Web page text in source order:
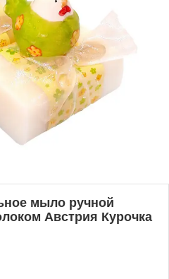
мыло ручной
Австрия Курочка